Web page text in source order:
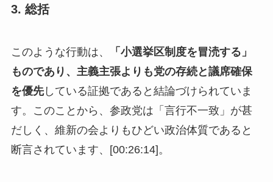
3. 総括
このような行動は、
「小選挙区制度を冒涜する」
ものであり、主義主張よりも党の存続と議席確保
を優先している証拠であると結論づけられていま
す。このことから、参政党は「言行不一致」が甚
だしく、維新の会よりもひどい政治体質であると
断言されています、[00:26:14]。